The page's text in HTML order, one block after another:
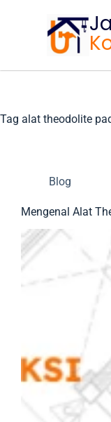
Tag alat theodolite
Blog
Mengenal Alat